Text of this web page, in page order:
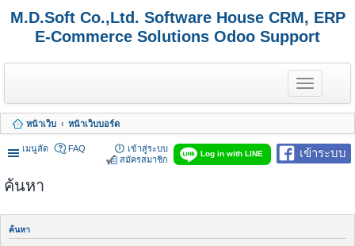
M.D.Soft Co.,Ltd. Software House CRM, ERP
E-Commerce Solutions Odoo Support
T
o
g
l
e
n
a
a
i
หน้าเว็บ หน้าเว็บบอร์ด
เมนูลัด เข้าระบบ
Log in with LINE
FAQ
เข้าสู่ระบบ
สมัครสมาชิก
ค้นหา
ค้นหา